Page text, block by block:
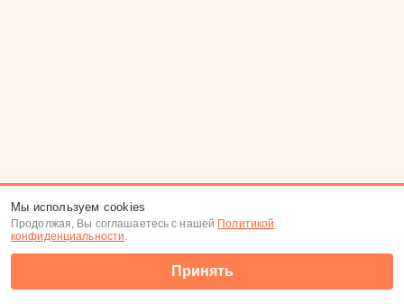
Мы используем cookies
Продолжая, Вы соглашаетесь с нашей Политикой
конфиденциальности.
Принять